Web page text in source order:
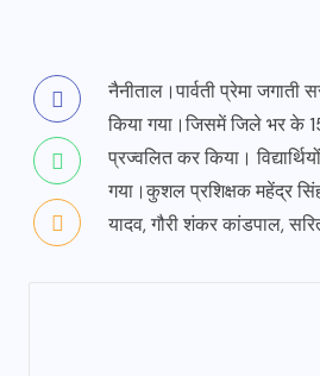
नैनीताल।पार्वती प्रेमा
किया गया।जिसमें जिले भर के
प्रज्वलित कर किया।
गया।कुशल प्रशिक्षक महेंद्र
यादव, गौरी शंकर कांडपाल,